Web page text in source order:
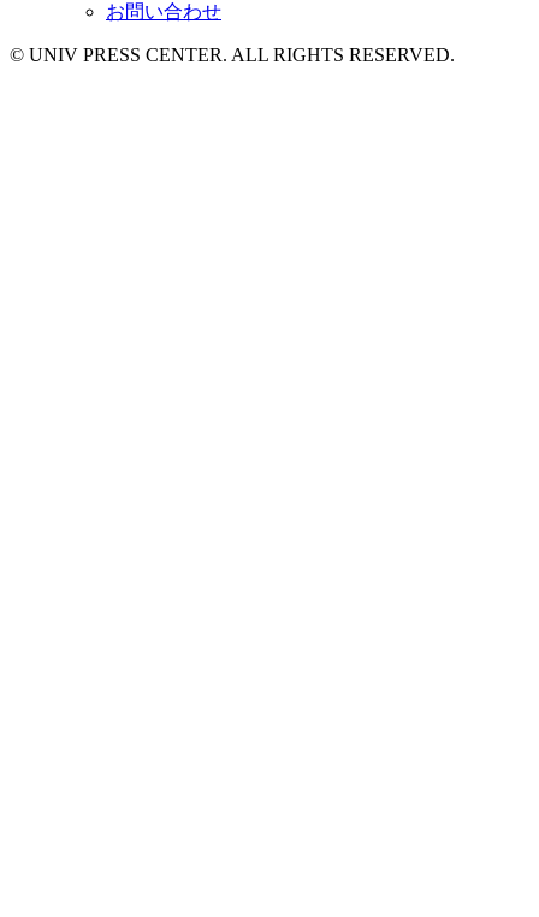
お問い合わせ
© UNIV PRESS CENTER. ALL RIGHTS RESERVED.